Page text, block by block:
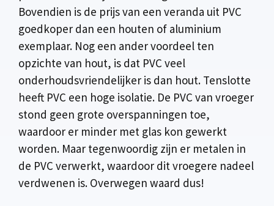
Bovendien is de prijs van een veranda uit PVC
goedkoper dan een houten of aluminium
exemplaar. Nog een ander voordeel ten
opzichte van hout, is dat PVC veel
onderhoudsvriendelijker is dan hout. Tenslotte
heeft PVC een hoge isolatie. De PVC van vroeger
stond geen grote overspanningen toe,
waardoor er minder met glas kon gewerkt
worden. Maar tegenwoordig zijn er metalen in
de PVC verwerkt, waardoor dit vroegere nadeel
verdwenen is. Overwegen waard dus!